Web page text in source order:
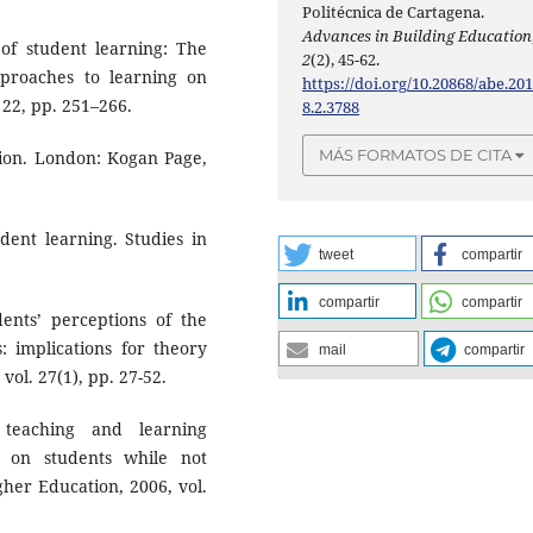
student learning: The
to learning on
pp. 251–266.
London: Kogan Page,
learning. Studies in
perceptions of the
implications for theory
27(1), pp. 27-52.
and learning
on students while not
Education, 2006, vol.
Politécnica de Cartagena.
Advances in Building Education
2(2), 45-62.
https://doi.org/10.20868/abe.201
8.2.3788
MÁS FORMATOS DE CITA
tweet compartir
compartir compartir
mail compartir